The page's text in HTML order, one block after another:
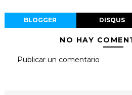
BLOGGER DISQUS
NO HAY
Publicar un comentario